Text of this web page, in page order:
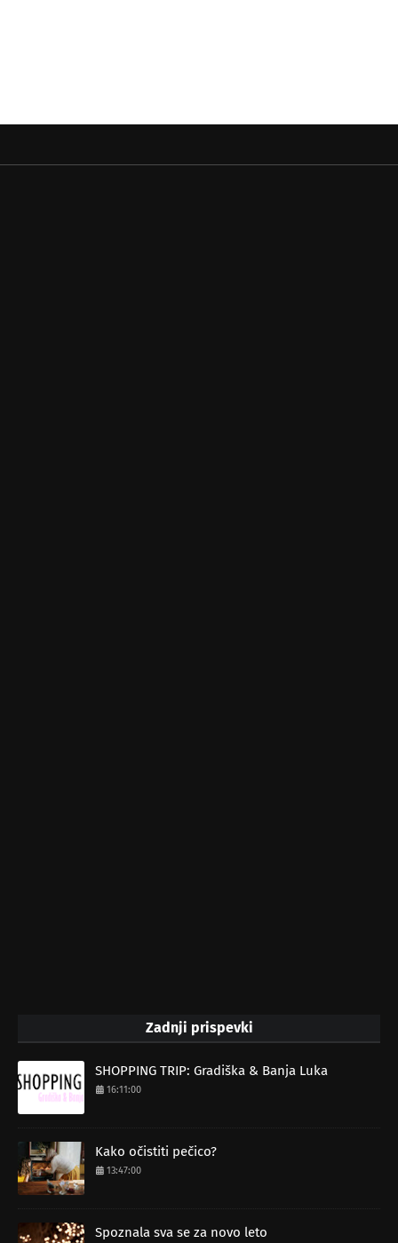
Zadnji prispevki
SHOPPING TRIP: Gradiška & Banja Luka
16:11:00
Kako očistiti pečico?
13:47:00
Spoznala sva se za novo leto